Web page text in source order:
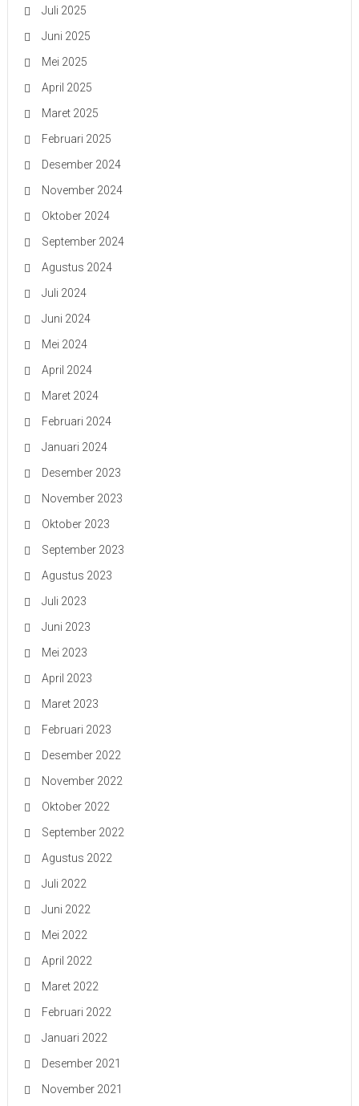
Juli 2025
Juni 2025
Mei 2025
April 2025
Maret 2025
Februari 2025
Desember 2024
November 2024
Oktober 2024
September 2024
Agustus 2024
Juli 2024
Juni 2024
Mei 2024
April 2024
Maret 2024
Februari 2024
Januari 2024
Desember 2023
November 2023
Oktober 2023
September 2023
Agustus 2023
Juli 2023
Juni 2023
Mei 2023
April 2023
Maret 2023
Februari 2023
Desember 2022
November 2022
Oktober 2022
September 2022
Agustus 2022
Juli 2022
Juni 2022
Mei 2022
April 2022
Maret 2022
Februari 2022
Januari 2022
Desember 2021
November 2021